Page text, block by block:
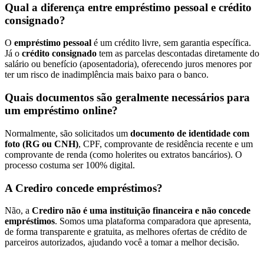
Qual a diferença entre empréstimo pessoal e crédito
consignado?
O empréstimo pessoal é um crédito livre, sem garantia específica.
Já o crédito consignado tem as parcelas descontadas diretamente do
salário ou benefício (aposentadoria), oferecendo juros menores por
ter um risco de inadimplência mais baixo para o banco.
Quais documentos são geralmente necessários para
um empréstimo online?
Normalmente, são solicitados um documento de identidade com
foto (RG ou CNH), CPF, comprovante de residência recente e um
comprovante de renda (como holerites ou extratos bancários). O
processo costuma ser 100% digital.
A Crediro concede empréstimos?
Não, a Crediro não é uma instituição financeira e não concede
empréstimos. Somos uma plataforma comparadora que apresenta,
de forma transparente e gratuita, as melhores ofertas de crédito de
parceiros autorizados, ajudando você a tomar a melhor decisão.